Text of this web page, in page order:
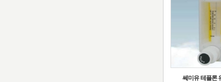
쎄미유 테플론